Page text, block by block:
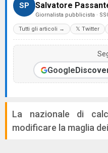
SP Salvatore
Giornalista pubblicista ·
Tutti gli articoli → 𝕏 Twitter
Google
La nazionale di
modificare la maglia